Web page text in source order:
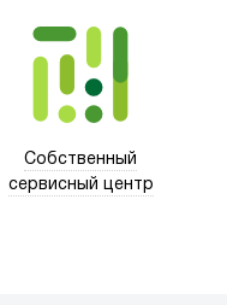
Собственный
сервисный центр